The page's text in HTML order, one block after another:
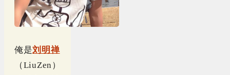
俺是刘明禅
（LiuZen）